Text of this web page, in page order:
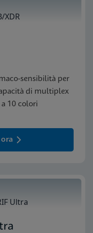
sensibilità per
di multiplex
10 colori
ora